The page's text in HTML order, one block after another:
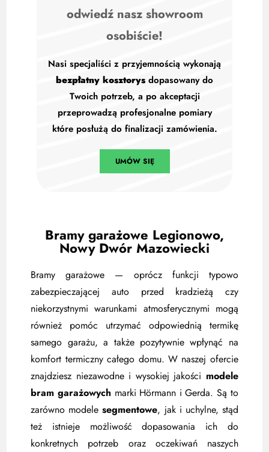
odwiedź nasz showroom
osobiście!
Nasi specjaliści z przyjemnością wykonają
bezpłatny kosztorys dopasowany do
Twoich potrzeb, a po akceptacji
przeprowadzą profesjonalne pomiary
które posłużą do finalizacji zamówienia.
UMÓW SIĘ
Bramy garażowe Legionowo,
Nowy Dwór Mazowiecki
Bramy garażowe — oprócz funkcji typowo
zabezpieczającej auto przed kradzieżą czy
niekorzystnymi warunkami atmosferycznymi mogą
również pomóc utrzymać odpowiednią termikę
samego garażu, a także pozytywnie wpłynąć na
komfort termiczny całego domu. W naszej ofercie
znajdziesz niezawodne i wysokiej jakości modele
bram garażowychmarki Hörmann i Gerda. Są to
zarówno modelesegmentowe, jak i uchylne, stąd
też istnieje możliwość dopasowania ich do
konkretnych potrzeb oraz oczekiwań naszych